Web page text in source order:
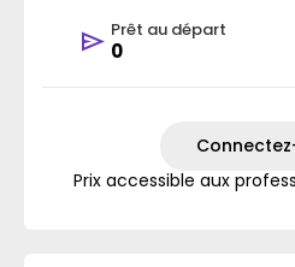
Prêt au départ
0
Prix accessible aux